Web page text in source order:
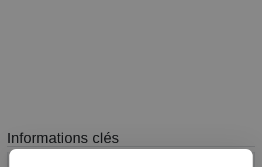
Informations clés